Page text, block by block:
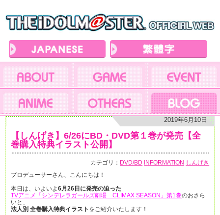
2019年6月10日
【しんげき】6/26にBD・DVD第１巻が発売【全
巻購入特典イラスト公開】
カテゴリ： DVD/BD INFORMATION しんげき
プロデューサーさん、こんにちは！
本日は、いよいよ6月26日に発売の迫った
TVアニメ「シンデレラガールズ劇場 CLIMAX SEASON」第1巻のおさら
いと、
法人別 全巻購入特典イラスト をご紹介いたします！